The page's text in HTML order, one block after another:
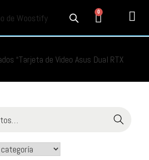
0
“Tarjeta de Video Asus Dual RTX
Buscar